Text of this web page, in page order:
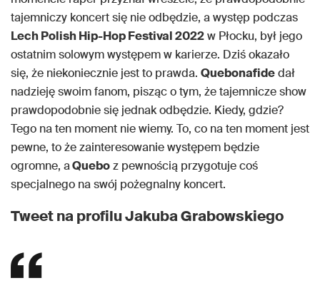
tajemniczy koncert się nie odbędzie, a występ podczas
Lech Polish Hip-Hop Festival 2022w Płocku, był jego
ostatnim solowym występem w karierze. Dziś okazało
się, że niekoniecznie jest to prawda. Quebonafidedał
nadzieję swoim fanom, pisząc o tym, że tajemnicze show
prawdopodobnie się jednak odbędzie. Kiedy, gdzie?
Tego na ten moment nie wiemy. To, co na ten moment jest
pewne, to że zainteresowanie występem będzie
ogromne, aQueboz pewnością przygotuje coś
specjalnego na swój pożegnalny koncert.
Tweet na profilu Jakuba Grabowskiego